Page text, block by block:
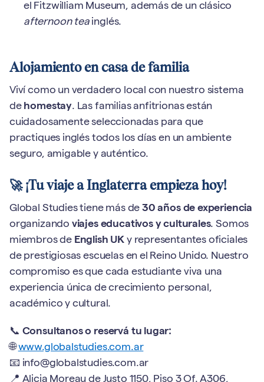
el Fitzwilliam Museum, además de un clásico
afternoon teainglés.
Alojamiento en casa de familia
Viví como un verdadero local con nuestro sistema
de homestay. Las familias anfitrionas están
cuidadosamente seleccionadas para que
practiques inglés todos los días en un ambiente
seguro, amigable y auténtico.
🚀 ¡Tu viaje a Inglaterra empieza hoy!
Global Studies tiene más de 30 años de experiencia
organizando viajes educativos y culturales. Somos
miembros de English UK y representantes oficiales
de prestigiosas escuelas en el Reino Unido. Nuestro
compromiso es que cada estudiante viva una
experiencia única de crecimiento personal,
académico y cultural.
📞 Consultanos o reservá tu lugar:
🌐www.globalstudies.com.ar
📧 info@globalstudies.com.ar
📍 Alicia Moreau de Justo 1150, Piso 3 Of. A306,